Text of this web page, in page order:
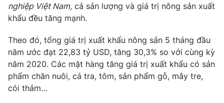
® Cấm sao chép dưới mọi hình thức nếu không có sự chấp
thuận bằng văn bản. Ghi rõ nguồn VTV.vn khi phát hành lại
thông tin từ website này.
nghiệp Việt Nam, cả sản lượng và giá trị nông sản xuất
khẩu đều tăng mạnh.
Theo đó, tổng giá trị xuất khẩu nông sản 5 tháng đầu
năm ước đạt 22,83 tỷ USD, tăng 30,3% so với cùng kỳ
năm 2020. Các mặt hàng tăng giá trị xuất khẩu có sản
phẩm chăn nuôi, cá tra, tôm, sản phẩm gỗ, mây tre,
cói thảm…